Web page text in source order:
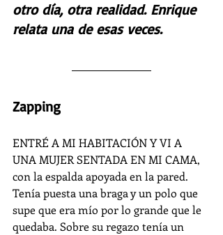
otro día, otra realidad. Enrique
relata una de esas veces.
Zapping
ENTRÉ A MI HABITACIÓN Y VI A
UNA MUJER SENTADA EN MI CAMA,
con la espalda apoyada en la pared.
Tenía puesta una braga y un polo que
supe que era mío por lo grande que le
quedaba. Sobre su regazo tenía un